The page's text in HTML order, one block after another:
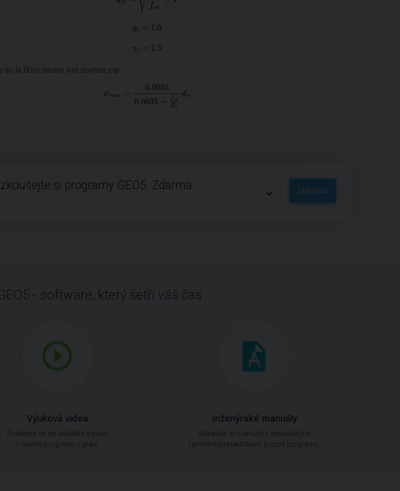
la fibre neutre est donnée par :
si programy GEO5. Zdarma. Stáhnout
- software, který šetří váš čas.
Výuková videa Inženýrské manuály